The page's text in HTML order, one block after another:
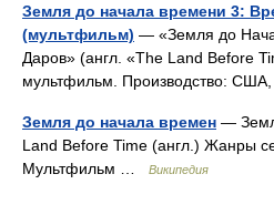
Земля до начала времени 3:
(мультфильм) — «Земля до
Даров» (англ. «The Land Before
мультфильм. Производство:
Земля до начала времен —
Land Before Time (англ.) Жанры
Мультфильм …
Википедия